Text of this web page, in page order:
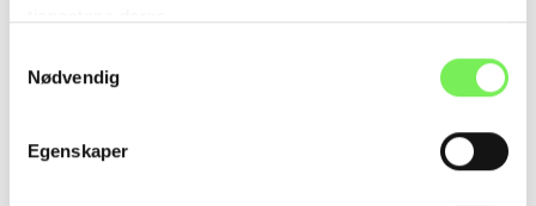
Nødvendig
Egenskaper
er enkelt å samarbeide på tvers av arbeidsoppgaver
med Telaris.
Les mer ›